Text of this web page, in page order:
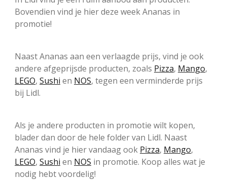
Bovendien vind je hier deze week Ananas in
promotie!
Naast Ananas aan een verlaagde prijs, vind je ook
andere afgeprijsde producten, zoals Pizza, Mango,
LEGO, Sushi en NOS, tegen een verminderde prijs
bij Lidl.
Als je andere producten in promotie wilt kopen,
blader dan door de hele folder van Lidl. Naast
Ananas vind je hier vandaag ook Pizza, Mango,
LEGO, Sushi en NOS in promotie. Koop alles wat je
nodig hebt voordelig!